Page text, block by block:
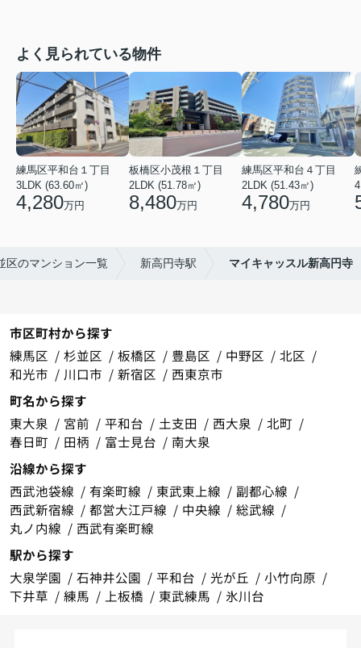
よく見られている物件
練馬区平和台１丁目
3LDK (63.60㎡)
4,280万円
板橋区小茂根１丁目
2LDK (51.78㎡)
8,480万円
練馬区平和台４丁目
2LDK (51.43㎡)
4,780万円
区のマンション一覧 新高円寺駅 マイキャッスル新高円寺
市区町村から探す
練馬区
杉並区 板橋区 豊島区 中野区
北区
和光市
川口市 新宿区
西東京市
町名から探す
東大泉
宮前 平和台 土支田 西大泉
北町
春日町
田柄 富士見台
南大泉
沿線から探す
西武池袋線
有楽町線 東武東上線
副都心線
西武新宿線
都営大江戸線 中央線
総武線
丸ノ内線
西武有楽町線
駅から探す
大泉学園
石神井公園 平和台 光が丘
小竹向原
下井草
練馬 上板橋 東武練馬 氷川台